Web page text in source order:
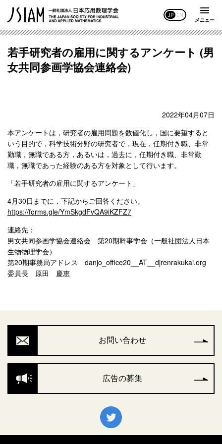
JP EN
メニュー
若手研究者の雇用に関するアンケート (男
女共同参画学協会連絡会)
2022年04月07日
本アンケートは，研究者の雇用問題を数値化し，国に要望すると
いう目的で，科学技術分野の研究者で，現在，任期付き職、非常
勤職，無職である方，あるいは，過去に，任期付き職、非常勤
職，無職であった経験のある方を対象として行います。
「若手研究者の雇用に関するアンケート」
4月30日までに，下記からご回答ください。
https://forms.gle/YmSkgdFvQA9iKZFZ7
連絡先：
男女共同参画学協会連絡会 第20期幹事学会（一般社団法人日本
生物物理学会）
第20期事務局アドレス danjo_office20__AT__djrenrakukai.org
委員長 原田 慶恵
お問い合わせ
広告の募集